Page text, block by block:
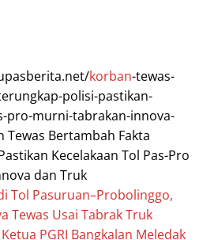
korban-tewas-
polisi-pastikan-
pro-murni-tabrakan-innova-
Tewas Bertambah Fakta
Kecelakaan Tol Pas-Pro
dan Truk
Tol Pasuruan–Probolinggo,
Tewas Usai Tabrak Truk
PGRI Bangkalan Meledak